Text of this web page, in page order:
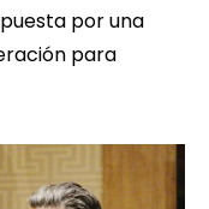
por una
para